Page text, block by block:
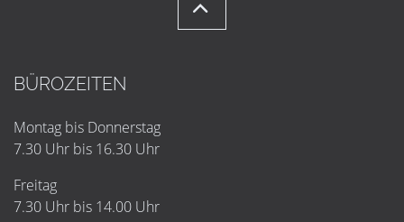
BÜROZEITEN
Montag bis Donnerstag
7.30 Uhr bis 16.30 Uhr
Freitag
7.30 Uhr bis 14.00 Uhr